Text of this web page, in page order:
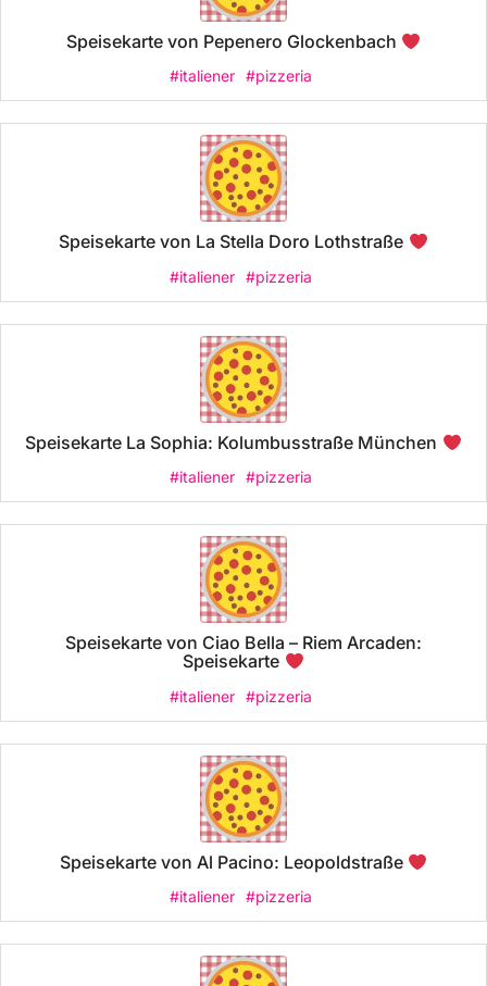
Speisekarte von Pepenero Glockenbach
#italiener #pizzeria
Speisekarte von La Stella Doro Lothstraße
#italiener #pizzeria
Speisekarte La Sophia: Kolumbusstraße München
#italiener #pizzeria
Speisekarte von Ciao Bella – Riem Arcaden:
Speisekarte
#italiener #pizzeria
Speisekarte von Al Pacino: Leopoldstraße
#italiener #pizzeria